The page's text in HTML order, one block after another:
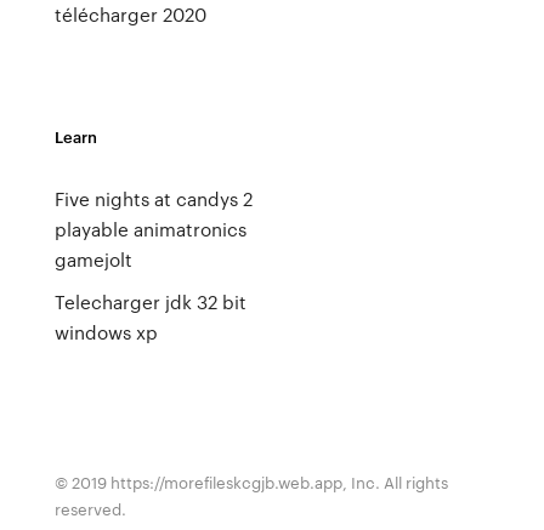
télécharger 2020
Learn
Five nights at candys 2
playable animatronics
gamejolt
Telecharger jdk 32 bit
windows xp
© 2019 https://morefileskcgjb.web.app, Inc. All rights
reserved.